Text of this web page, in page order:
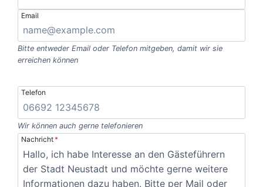
Email
Bitte entweder Email oder Telefon mitgeben, damit wir sie
erreichen können
Telefon
Wir können auch gerne telefonieren
Nachricht*